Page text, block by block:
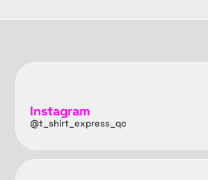
Instagram
@t_shirt_express_qc